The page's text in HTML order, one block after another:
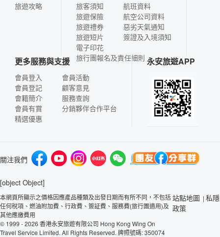
旅遊攻略
旅客須知
旅遊保險
旅遊禮券
旅遊短片
電子印花
航班資料
航空公司資料
惡劣天氣通知
簽證及入境須知
旅行團報名及責任細則
更多服務與支援
會員登入
會員登記
會籍簡介
會員有賞
精選優惠
會員活動
顧客意見
服務查詢
分銷夥伴合作平台
永安旅遊APP
關注我們
[object Object]
本網頁所顯示之價格因應產品種類及出發日期而有所不同，不包括
任何稅項、燃油附加費、行政費、簽証費、服務費(旅行團適用)及
其他應繳費用
© 1999 - 2026 香港永安旅遊有限公司 Hong Kong Wing On
Travel Service Limited. All Rights Reserved. 牌照號碼: 350074
站點地圖 | 私隱
政策